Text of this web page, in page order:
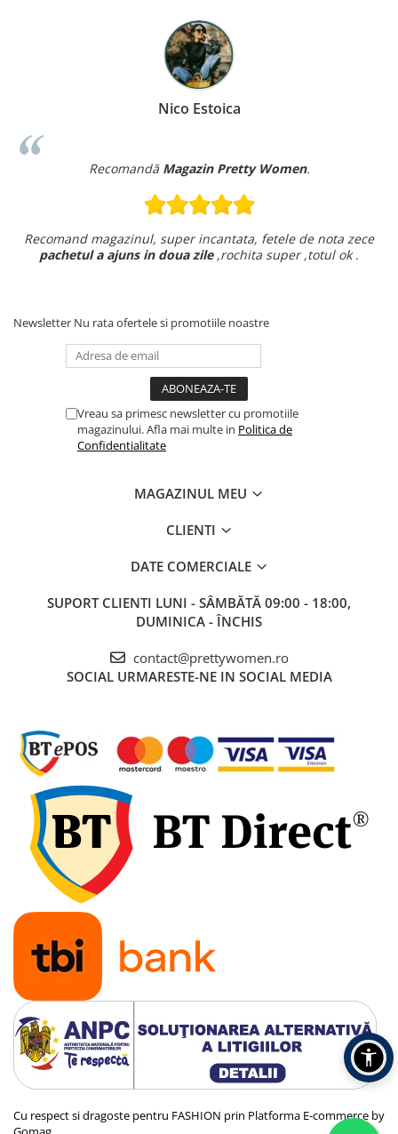
Nico Estoica
Recomandă Magazin Pretty Women.
Recomand magazinul, super incantata, fetele de nota zece
pachetul a ajuns in doua zile,rochita super ,totul ok .
Newsletter Nu rata ofertele si promotiile noastre
Vreau sa primesc newsletter cu promotiile
magazinului. Afla mai multe in Politica de
Confidentialitate
MAGAZINUL MEU
CLIENTI
DATE COMERCIALE
SUPORT CLIENTI LUNI - SÂMBĂTĂ 09:00 - 18:00,
DUMINICA - ÎNCHIS
contact@prettywomen.ro
SOCIAL URMARESTE-NE IN SOCIAL MEDIA
Cu respect si dragoste pentru FASHION prin Platforma E-commerce by